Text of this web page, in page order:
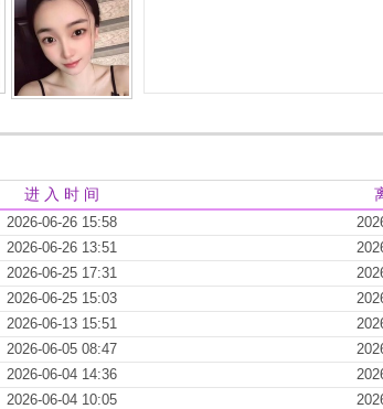
进 入 时 间
2026-06-26 15:58
2026-06-26 13:51
2026-06-25 17:31
2026-06-25 15:03
2026-06-13 15:51
2026-06-05 08:47
2026-06-04 14:36
2026-06-04 10:05